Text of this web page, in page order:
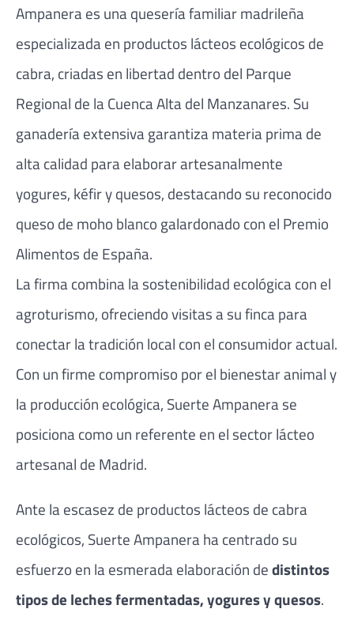
Ampanera es una quesería familiar madrileña
especializada en productos lácteos ecológicos de
cabra, criadas en libertad dentro del Parque
Regional de la Cuenca Alta del Manzanares. Su
ganadería extensiva garantiza materia prima de
alta calidad para elaborar artesanalmente
yogures, kéfir y quesos, destacando su reconocido
queso de moho blanco galardonado con el Premio
Alimentos de España.
La firma combina la sostenibilidad ecológica con el
agroturismo, ofreciendo visitas a su finca para
conectar la tradición local con el consumidor actual.
Con un firme compromiso por el bienestar animal y
la producción ecológica, Suerte Ampanera se
posiciona como un referente en el sector lácteo
artesanal de Madrid.
Ante la escasez de productos lácteos de cabra
ecológicos, Suerte Ampanera ha centrado su
esfuerzo en la esmerada elaboración dedistintos
tipos de leches fermentadas, yogures y quesos.